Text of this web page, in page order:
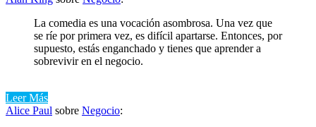
La comedia es una vocación asombrosa. Una vez que
se ríe por primera vez, es difícil apartarse. Entonces, por
supuesto, estás enganchado y tienes que aprender a
sobrevivir en el negocio.
Leer Más
Alice Paul sobre Negocio: